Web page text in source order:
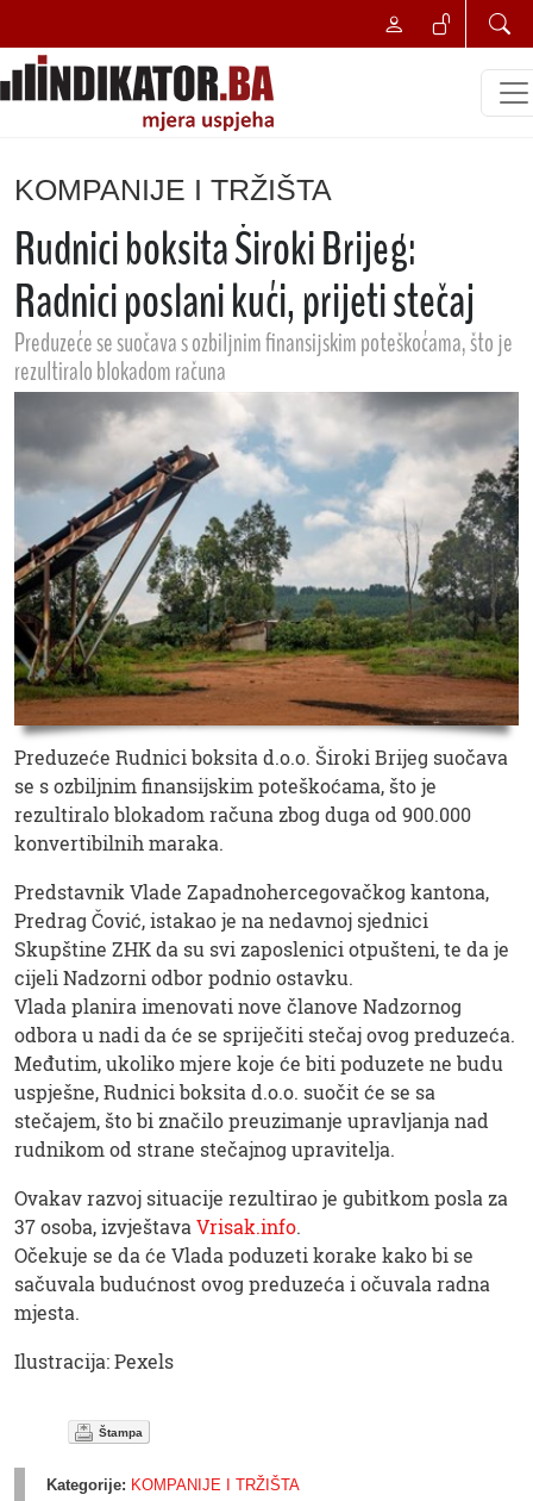
KOMPANIJE I TRŽIŠTA
Rudnici boksita Široki Brijeg:
Radnici poslani kući, prijeti stečaj
Preduzeće se suočava s ozbiljnim finansijskim poteškoćama, što je
rezultiralo blokadom računa
Preduzeće Rudnici boksita d.o.o. Široki Brijeg suočava
se s ozbiljnim finansijskim poteškoćama, što je
rezultiralo blokadom računa zbog duga od 900.000
konvertibilnih maraka.
Predstavnik Vlade Zapadnohercegovačkog kantona,
Predrag Čović, istakao je na nedavnoj sjednici
Skupštine ZHK da su svi zaposlenici otpušteni, te da je
cijeli Nadzorni odbor podnio ostavku.
Vlada planira imenovati nove članove Nadzornog
odbora u nadi da će se spriječiti stečaj ovog preduzeća.
Međutim, ukoliko mjere koje će biti poduzete ne budu
uspješne, Rudnici boksita d.o.o. suočit će se sa
stečajem, što bi značilo preuzimanje upravljanja nad
rudnikom od strane stečajnog upravitelja.
Ovakav razvoj situacije rezultirao je gubitkom posla za
37 osoba, izvještava Vrisak.info.
Očekuje se da će Vlada poduzeti korake kako bi se
sačuvala budućnost ovog preduzeća i očuvala radna
mjesta.
Ilustracija: Pexels
Štampa
Kategorije: KOMPANIJE I TRŽIŠTA